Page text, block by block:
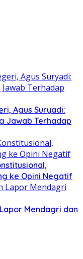
Agus Suryadi:
Jawab Terhadap
ke Opini Negatif
Mendagri dan